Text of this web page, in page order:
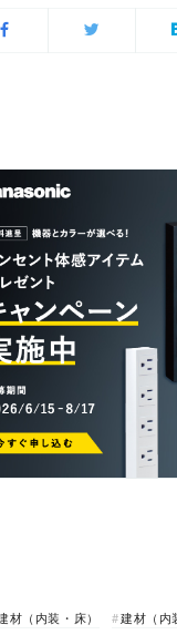
材（内装・床） 建材（内